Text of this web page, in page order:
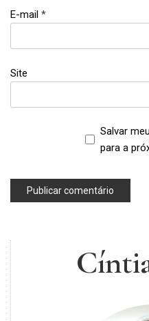
da
Lia
mesversário
,
Lia
,
,
E-mail *
Site
Salvar
para a